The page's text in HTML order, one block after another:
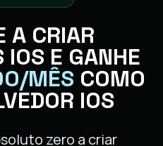
A CRIAR
E GANHE
MÊS COMO
IOS
zero a criar